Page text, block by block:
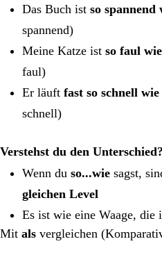
Das Buch ist so spannend
spannend)
Meine Katze ist so faul wie
faul)
Er läuft fast so schnell wie
schnell)
Verstehst du den Unterschied?
Wenn du so...wie sagst,
gleichen Level
Es ist wie eine Waage,
Mit als vergleichen